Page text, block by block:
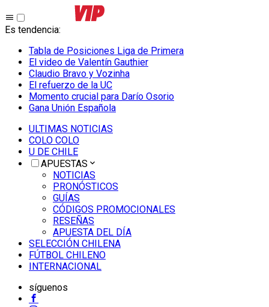
Es tendencia:
Tabla de Posiciones Liga de Primera
El video de Valentín Gauthier
Claudio Bravo y Vozinha
El refuerzo de la UC
Momento crucial para Darío Osorio
Gana Unión Española
ULTIMAS NOTICIAS
COLO COLO
U DE CHILE
APUESTAS
NOTICIAS
PRONÓSTICOS
GUÍAS
CÓDIGOS PROMOCIONALES
RESEÑAS
APUESTA DEL DÍA
SELECCIÓN CHILENA
FÚTBOL CHILENO
INTERNACIONAL
síguenos